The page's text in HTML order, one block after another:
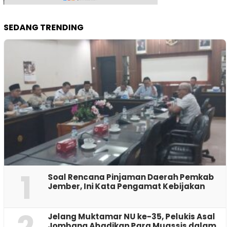
SEDANG TRENDING
1
‎Soal Rencana Pinjaman Daerah Pemkab
Jember, Ini Kata Pengamat Kebijakan ‎
Jelang Muktamar NU ke-35, Pelukis Asal